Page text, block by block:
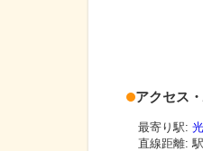
アクセス
最寄り駅:
直線距離: